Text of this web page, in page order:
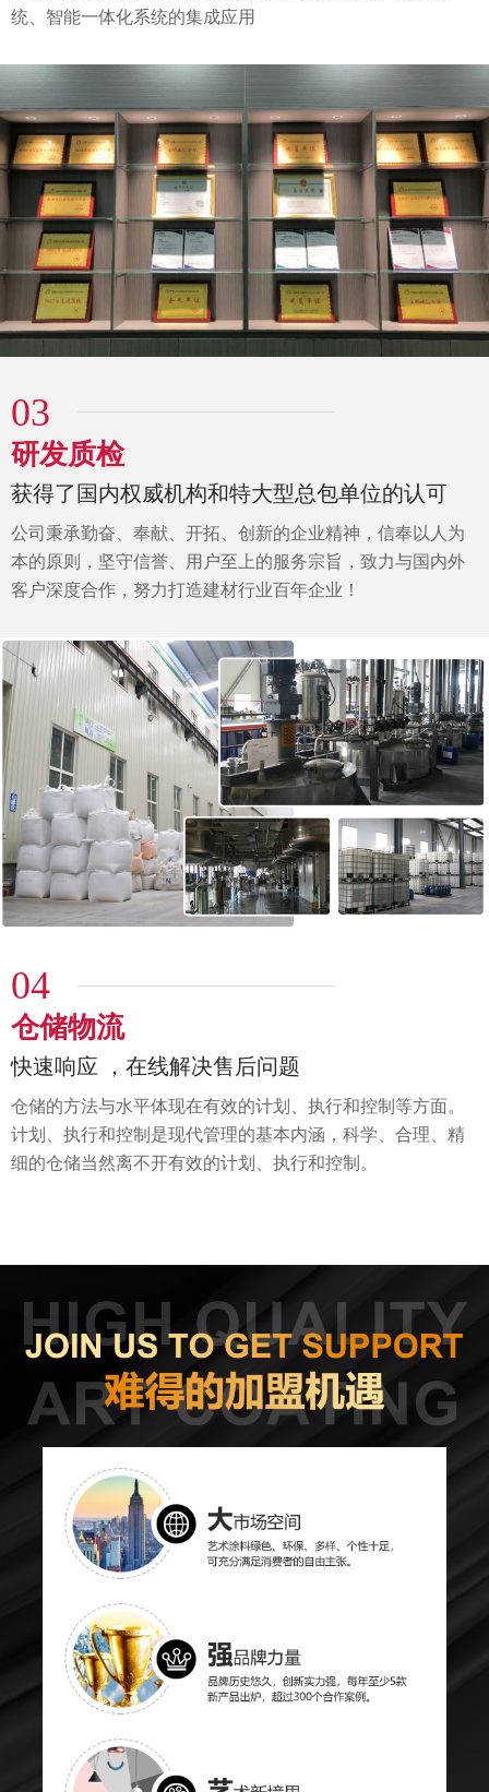
统、智能一体化系统的集成应用
03
研发质检
获得了国内权威机构和特大型总包单位的认可
公司秉承勤奋、奉献、开拓、创新的企业精神，信奉以人为
本的原则，坚守信誉、用户至上的服务宗旨，致力与国内外
客户深度合作，努力打造建材行业百年企业！
04
仓储物流
快速响应 ，在线解决售后问题
仓储的方法与水平体现在有效的计划、执行和控制等方面。
计划、执行和控制是现代管理的基本内涵，科学、 合理、精
细的仓储当然离不开有效的计划、执行和控制。